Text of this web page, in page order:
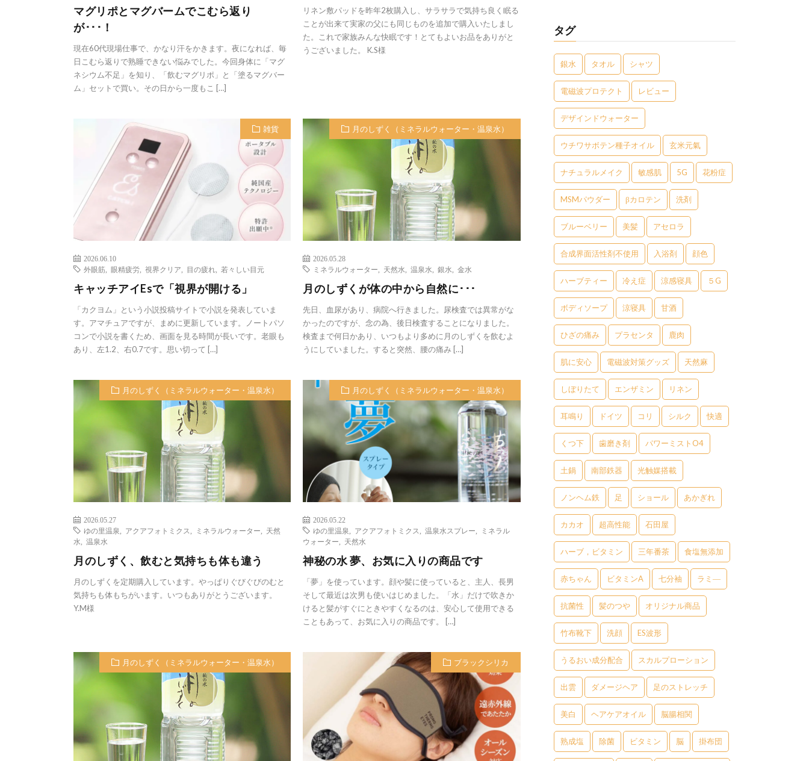
マグリポとマグバームでこむら返り
が･･･！
現在60代現場仕事で、かなり汗をかきます。夜になれば、毎
日こむら返りで熟睡できない悩みでした。今回身体に「マグ
ネシウム不足」を知り、「飲むマグリポ」と「塗るマグバー
ム」セットで買い。その日から一度もこ […]
リネン敷パッドを昨年2枚購入し、サラサラで気持ち良く眠る
ことが出来て実家の父にも同じものを追加で購入いたしまし
た。これで家族みんな快眠です！とてもよいお品をありがと
うございました。 K.S様
雑貨
2026.06.10
外眼筋
眼精疲労 視界クリア 目の疲れ 若々しい目元
キャッチアイEsで「視界が開ける」
「カクヨム」という小説投稿サイトで小説を発表していま
す。アマチュアですが、まめに更新しています。ノートパソ
コンで小説を書くため、画面を見る時間が長いです。老眼も
あり、左1.2、右0.7です。思い切って […]
月のしずく（ミネラルウォーター・温泉水）
2026.05.28
ミネラルウォーター
天然水 ,温泉水 ,銀水 ,金水
月のしずくが体の中から自然に･･･
先日、血尿があり、病院へ行きました。尿検査では異常がな
かったのですが、念の為、後日検査することになりました。
検査まで何日かあり、いつもより多めに月のしずくを飲むよ
うにしていました。すると突然、腰の痛み […]
月のしずく（ミネラルウォーター・温泉水）
2026.05.27
ゆの里温泉
アクアフォトミクス ミネラルウォーター
天然
水
温泉水
月のしずく、飲むと気持ちも体も違う
月のしずくを定期購入しています。やっぱりぐびぐびのむと
気持ちも体もちがいます。いつもありがとうございます。
Y.M様
月のしずく（ミネラルウォーター・温泉水）
2026.05.22
ゆの里温泉
アクアフォトミクス ,温泉水スプレー
ミネラル
ウォーター
天然水
神秘の水 夢、お気に入りの商品です
「夢」を使っています。顔や髪に使っていると、主人、長男
そして最近は次男も使いはじめました。「水」だけで吹きか
けると髪がすぐにときやすくなるのは、安心して使用できる
こともあって、お気に入りの商品です。 […]
月のしずく（ミネラルウォーター・温泉水） ブラックシリカ
タグ
銀水 タオル シャツ
電磁波プロテクト レビュー
デザインドウォーター
ウチワサボテン種子オイル 玄米元氣
ナチュラルメイク 敏感肌 5G 花粉症
MSMパウダー βカロテン 洗剤
ブルーベリー 美髪 アセロラ
合成界面活性剤不使用 入浴剤 顔色
ハーブティー 冷え症 涼感寝具 ５G
ボディソープ 涼寝具 甘酒
ひざの痛み プラセンタ 鹿肉
肌に安心 電磁波対策グッズ 天然麻
しぼりたて エンザミン リネン
耳鳴り ドイツ コリ シルク 快適
くつ下 歯磨き剤 パワーミストO4
土鍋 南部鉄器 光触媒搭載
ノンヘム鉄 足 ショール あかぎれ
カカオ 超高性能 石田屋
ハーブ，ビタミン 三年番茶 食塩無添加
赤ちゃん ビタミンA 七分袖 ラミ―
抗菌性 髪のつや オリジナル商品
竹布靴下 洗顔 ES波形
うるおい成分配合 スカルプローション
出雲 ダメージヘア 足のストレッチ
美白 ヘアケアオイル 脳腸相関
熟成塩 除菌 ビタミン 脳 掛布団